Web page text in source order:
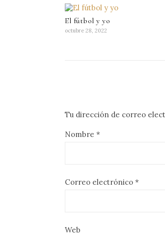
El fútbol y yo
octubre 28, 2022
Tu dirección de correo
Nombre *
Correo electrónico *
Web